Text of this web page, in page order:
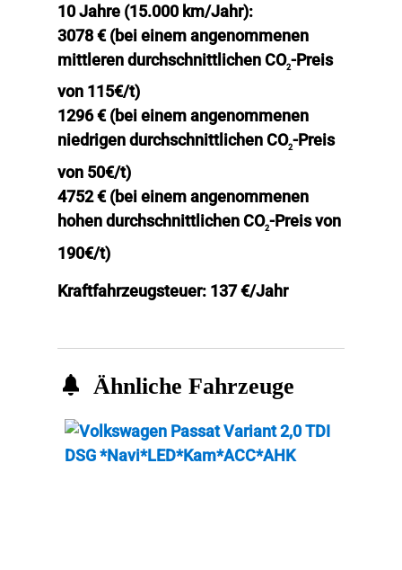
10 Jahre (15.000 km/Jahr):
3078 € (bei einem angenommenen
mittleren durchschnittlichen CO2-Preis
von 115€/t)
1296 € (bei einem angenommenen
niedrigen durchschnittlichen CO2-Preis
von 50€/t)
4752 € (bei einem angenommenen
hohen durchschnittlichen CO2-Preis von
190€/t)
Kraftfahrzeugsteuer: 137 €/Jahr
Ähnliche Fahrzeuge